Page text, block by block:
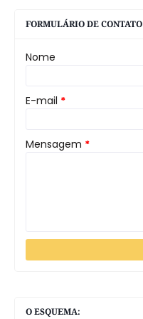
FORMULÁRIO DE CONTATO
Nome
E-mail *
Mensagem *
O ESQUEMA: